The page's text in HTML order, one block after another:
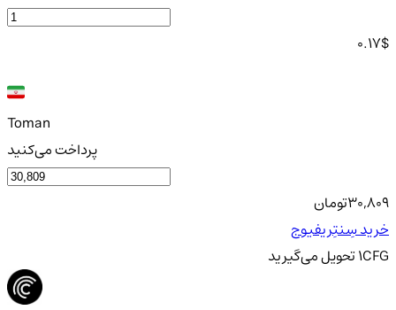
0.17$
Toman
پرداخت می‌کنید
30,809تومان
خرید سِنتِریفیوج
1CFGتحویلمی‌گیرید